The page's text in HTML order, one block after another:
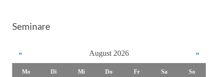
Seminare
« August 2026 »
Mo Di Mi Do Fr Sa So